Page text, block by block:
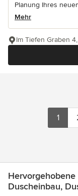
Planung Ihres
Mehr
Im Tiefen Graben
1
Duscheinbau,